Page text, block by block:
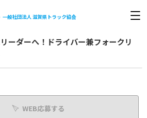
一般社団法人滋賀県トラック協会
ーダーへ！ドライバー兼フォークリ
WEB応募する